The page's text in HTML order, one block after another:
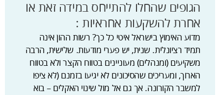
הגופים שהחלו להתייחס במידה זאת או
אחרת להשקעות אחראיות :
מדוע האימוץ בישראל איטי כל כך? רשות ההון אינה
תמיד רציונלית. שנית, יש פערי מודעות. שלישית, הרבה
משקיעים (ומנהלים) מעוניינים בטווח הקצר ולא בטווח
הארוך, ומעריכים שהסיכונים לא יגיעו בזמנם (לא ציפו
למשבר הקורונה. אך גם אל מול שינוי האקלים – בוא